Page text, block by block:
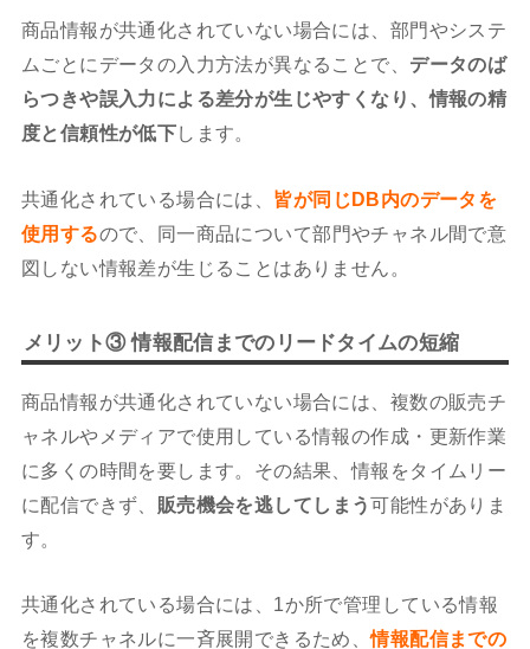
商品情報が共通化されていない場合には、部門やシステ
ムごとにデータの入力方法が異なることで、 データのば
らつきや誤入力による差分が生じやすくなり、情報の精
度と信頼性が低下します。
共通化されている場合には、 皆が同じDB内のデータを
使用するので、同一商品について部門やチャネル間で意
図しない情報差が生じることはありません。
メリット③ 情報配信までのリードタイムの短縮
商品情報が共通化されていない場合には、複数の販売チ
ャネルやメディアで使用している情報の作成・更新作業
に多くの時間を要します。その結果、情報をタイムリー
に配信できず、 販売機会を逃してしまう可能性がありま
す。
共通化されている場合には、1か所で管理している情報
を複数チャネルに一斉展開できるため、情報配信までの